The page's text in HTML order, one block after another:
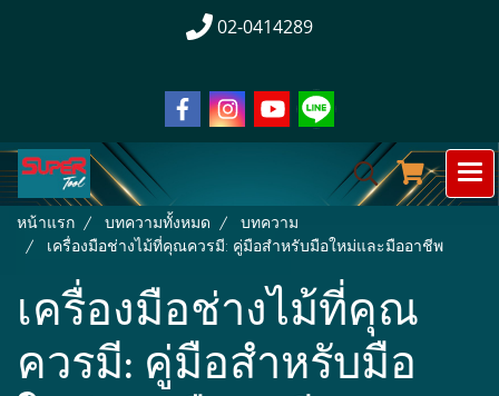
02-0414289
หน้าแรก บทความทั้งหมด
บทความ
เครื่องมือช่างไม้ที่คุณควรมี: คู่มือสำหรับมือใหม่และมืออาชีพ
เครื่องมือช่างไม้ที่คุณ
ควรมี: คู่มือสำหรับมือ